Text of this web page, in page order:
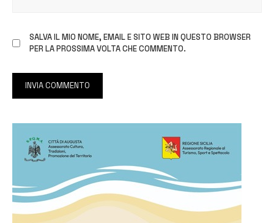
SALVA IL MIO NOME, EMAIL E SITO WEB IN QUESTO BROWSER
PER LA PROSSIMA VOLTA CHE COMMENTO.